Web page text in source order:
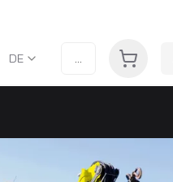
DE ...